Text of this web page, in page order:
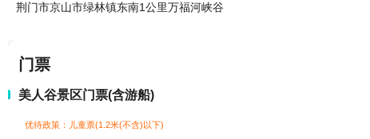
荆门市京山市绿林镇东南1公里万福河峡谷
门票
美人谷景区门票(含游船)
优待政策：儿童票(1.2米(不含)以下)